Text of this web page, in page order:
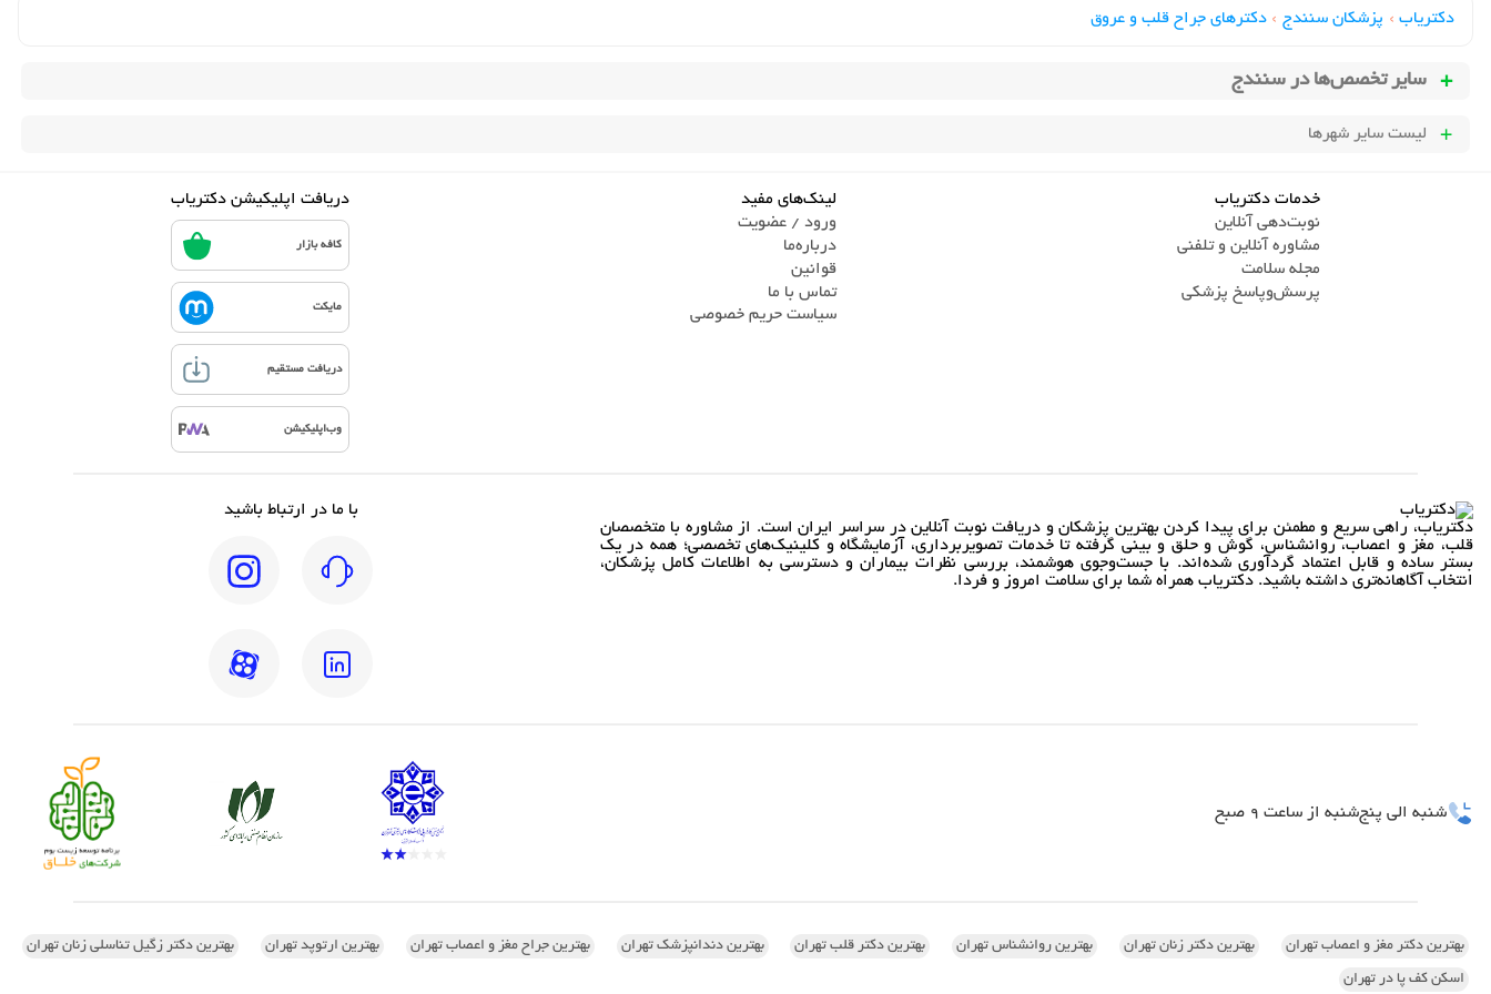
دکتریاب › پزشکان سنندج › دکترهای جراح قلب و عروق
سایر تخصص‌ها در سنندج
لیست سایر شهرها
خدمات دکتریاب
نوبت‌دهی آنلاین
مشاوره آنلاین و تلفنی
مجله سلامت
پرسش‌و‌پاسخ پزشکی
لینک‌های مفید
ورود / عضویت
درباره‌ما
قوانین
تماس ‌با ما
سیاست حریم خصوصی
دریافت اپلیکیشن دکتریاب
کافه بازار
مایکت
دریافت مستقیم
وب‌اپلیکیشن
دکتریاب، راهی سریع و مطمئن برای پیدا کردن بهترین پزشکان و دریافت نوبت آنلاین در سراسر ایران است. از مشاوره با متخصصان
قلب، مغز و اعصاب، روانشناس، گوش و حلق و بینی گرفته تا خدمات تصویربرداری، آزمایشگاه و کلینیک‌های تخصصی؛ همه در یک
بستر ساده و قابل اعتماد گردآوری شده‌اند. با جست‌وجوی هوشمند، بررسی نظرات بیماران و دسترسی به اطلاعات کامل پزشکان،
انتخاب آگاهانه‌تری داشته باشید. دکتریاب همراه شما برای سلامت امروز و فردا.
با ما در ارتباط باشید
شنبه الی پنج‌شنبه از ساعت 9 صبح
بهترین دکتر مغز و اعصاب تهران بهترین دکتر زنان تهران بهترین روانشناس تهران بهترین دکتر قلب تهران بهترین دندانپزشک تهران بهترین جراح مغز و اعصاب تهران بهترین ارتوپد تهران بهترین دکتر زگیل تناسلی زنان تهران
اسکن کف پا در تهران